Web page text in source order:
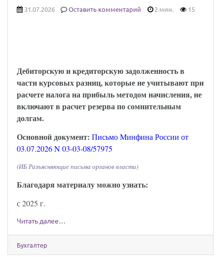
31.07.2026 Оставить комментарий 2 мин. 15
Дебиторскую и кредиторскую задолженность в
части курсовых разниц, которые не учитывают при
расчете налога на прибыль методом начисления, не
включают в расчет резерва по сомнительным
долгам.
Основной документ: Письмо Минфина России от
03.07.2026 N 03-03-08/57975
(ИБ Разъясняющие письма органов власти)
Благодаря материалу можно узнать:
с 2025 г.
Читать далее…
Бухгалтер